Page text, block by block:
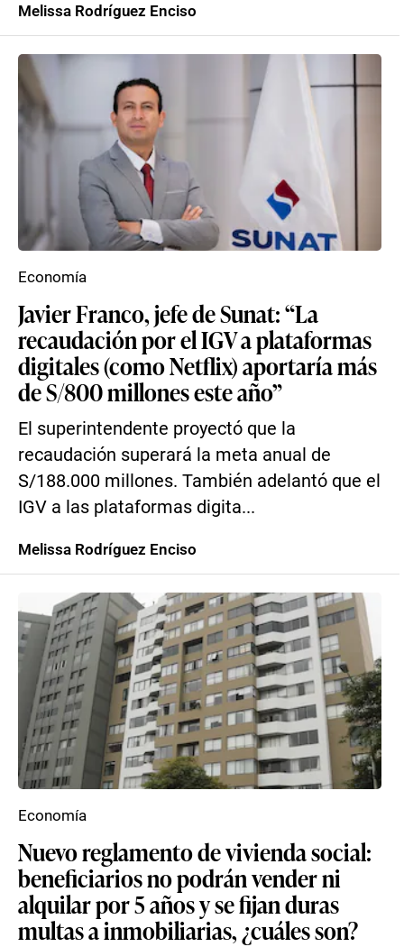
Melissa Rodríguez Enciso
Javier Franco, jefe de Sunat: “La
recaudación por el IGV a plataformas
digitales (como Netflix) aportaría más
de S/800 millones este año”
El superintendente proyectó que la
recaudación superará la meta anual de
S/188.000 millones. También adelantó que el
IGV a las plataformas digita...
Economía
Melissa Rodríguez Enciso
Nuevo reglamento de vivienda social:
beneficiarios no podrán vender ni
alquilar por 5 años y se fijan duras
multas a inmobiliarias, ¿cuáles son?
Economía